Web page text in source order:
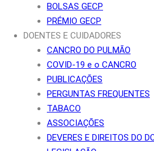
BOLSAS GECP
PRÉMIO GECP
DOENTES E CUIDADORES
CANCRO DO PULMÃO
COVID-19 e o CANCRO
PUBLICAÇÕES
PERGUNTAS FREQUENTES
TABACO
ASSOCIAÇÕES
DEVERES E DIREITOS DO